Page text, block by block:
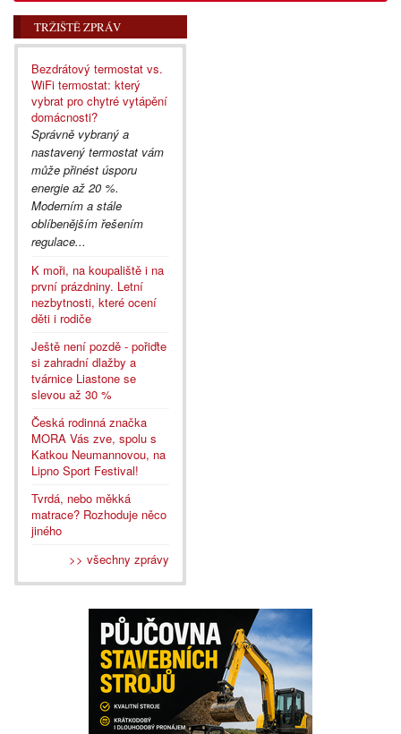
TRŽIŠTĚ ZPRÁV
Bezdrátový termostat vs.
WiFi termostat: který
vybrat pro chytré vytápění
domácnosti?
Správně vybraný a
nastavený termostat vám
může přinést úsporu
energie až 20 %.
Moderním a stále
oblíbenějším řešením
regulace...
K moři, na koupaliště i na
první prázdniny. Letní
nezbytnosti, které ocení
děti i rodiče
Ještě není pozdě - pořiďte
si zahradní dlažby a
tvárnice Liastone se
slevou až 30 %
Česká rodinná značka
MORA Vás zve, spolu s
Katkou Neumannovou, na
Lipno Sport Festival!
Tvrdá, nebo měkká
matrace? Rozhoduje něco
jiného
>> všechny zprávy